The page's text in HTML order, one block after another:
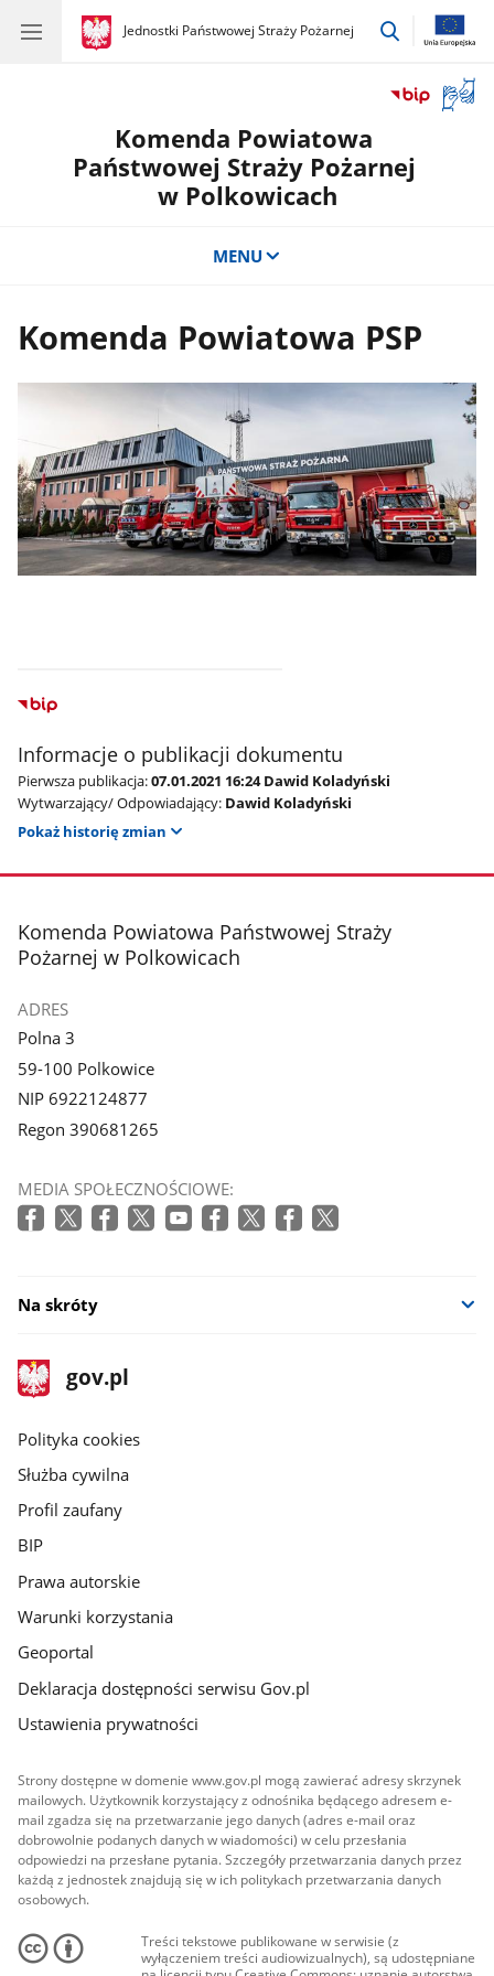
gov.pl
Jednostki Państwowej Straży Pożarnej
gov.pl
Jednostki
przejdź
okno
Komenda Powiatowa
Państwowej Straży Pożarnej
w Polkowicach
MENU
Komenda Powiatowa PSP
Informacje o publikacji dokumentu
Pierwsza publikacja:07.01.2021 16:24 Dawid Koladyński
Wytwarzający/ Odpowiadający: Dawid Koladyński
Pokaż historię zmian
stopka
Komenda Powiatowa Państwowej Straży
Pożarnej w Polkowicach
ADRES
Polna 3
59-100 Polkowice
NIP 6922124877
Regon 390681265
MEDIA SPOŁECZNOŚCIOWE:
Na skróty
stopka
gov.pl
Strona
gov.pl
gov.pl
Polityka cookies
Służba cywilna
Profil zaufany
BIP
Prawa autorskie
Warunki korzystania
Geoportal
Deklaracja dostępności serwisu Gov.pl
Ustawienia prywatności
Strony dostępne w domenie www.gov.pl mogą zawierać adresy skrzynek
mailowych. Użytkownik korzystający z odnośnika będącego adresem e-
mail zgadza się na przetwarzanie jego danych (adres e-mail oraz
dobrowolnie podanych danych w wiadomości) w celu przesłania
odpowiedzi na przesłane pytania. Szczegóły przetwarzania danych przez
każdą z jednostek znajdują się w ich politykach przetwarzania danych
osobowych.
Treści tekstowe publikowane w serwisie (z
wyłączeniem treści audiowizualnych), są udostępniane